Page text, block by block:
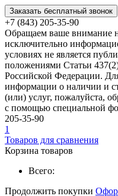
Заказать бесплатный звонок
+7 (843) 205-35-90
Обращаем ваше внимание
исключительно
условиях не является
положениями Статьи
Российской Федерации.
информации о наличии и
(или) услуг, пожалуйста,
с помощью специальной
205-35-90
1
Товаров для сравнения
Корзина товаров
Всего:
Продолжить покупки